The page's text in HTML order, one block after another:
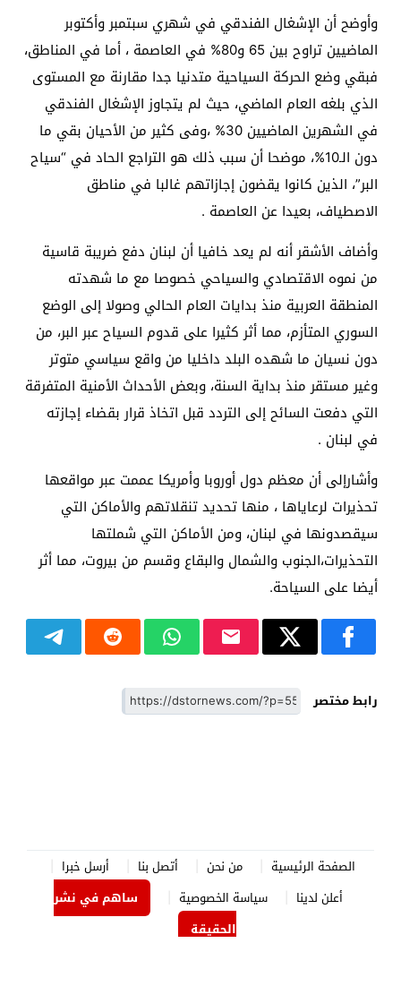
وأوضح أن الإشغال الفندقي في شهري سبتمبر وأكتوبر
الماضيين تراوح بين 65 و80% في العاصمة ، أما في المناطق،
فبقي وضع الحركة السياحية متدنيا جدا مقارنة مع المستوى
الذي بلغه العام الماضي، حيث لم يتجاوز الإشغال الفندقي
في الشهرين الماضيين 30% ،وفى كثير من الأحيان بقي ما
دون الـ10%، موضحا أن سبب ذلك هو التراجع الحاد في “سياح
البر”، الذين كانوا يقضون إجازاتهم غالبا في مناطق
الاصطياف، بعيدا عن العاصمة .
وأضاف الأشقر أنه لم يعد خافيا أن لبنان دفع ضريبة قاسية
من نموه الاقتصادي والسياحي خصوصا مع ما شهدته
المنطقة العربية منذ بدايات العام الحالي وصولا إلى الوضع
السوري المتأزم، مما أثر كثيرا على قدوم السياح عبر البر، من
دون نسيان ما شهده البلد داخليا من واقع سياسي متوتر
وغير مستقر منذ بداية السنة، وبعض الأحداث الأمنية المتفرقة
التي دفعت السائح إلى التردد قبل اتخاذ قرار بقضاء إجازته
في لبنان .
وأشارإلى أن معظم دول أوروبا وأمريكا عممت عبر مواقعها
تحذيرات لرعاياها ، منها تحديد تنقلاتهم والأماكن التي
سيقصدونها في لبنان، ومن الأماكن التي شملتها
التحذيرات،الجنوب والشمال والبقاع وقسم من بيروت، مما أثر
أيضا على السياحة.
رابط مختصر
الصفحة الرئيسية من نحن أتصل بنا
أرسل خبرا
أعلن لدينا
سياسة الخصوصية
ساهم في نشر
الحقيقة